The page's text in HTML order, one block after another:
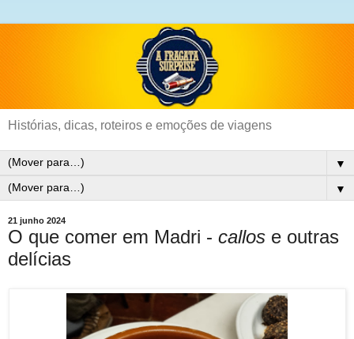
Histórias, dicas, roteiros e emoções de viagens
▼
▼
21 junho 2024
O que comer em Madri - callos e outras
delícias